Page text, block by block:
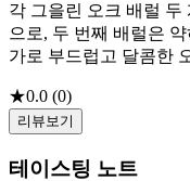
각 그을린 오크 배럴 두
으로, 두 번째 배럴은
가로 부드럽고 달콤한
★0.0 (0)
리뷰보기
테이스팅 노트